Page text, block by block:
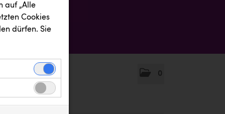
0
auf „Alle
Cookies
dürfen. Sie